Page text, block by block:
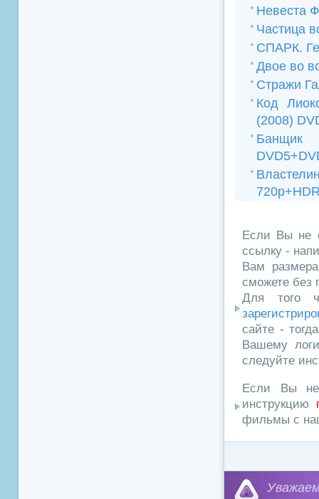
Невеста
Частица
СПАРК.
Двое во
Стражи
Код
(2008)
Банщик
Если Вы не
ссылку -
Вам
сможете без
Для того
сайте -
Вашему
следуйте
Если Вы не
инструкцию
фильмы с